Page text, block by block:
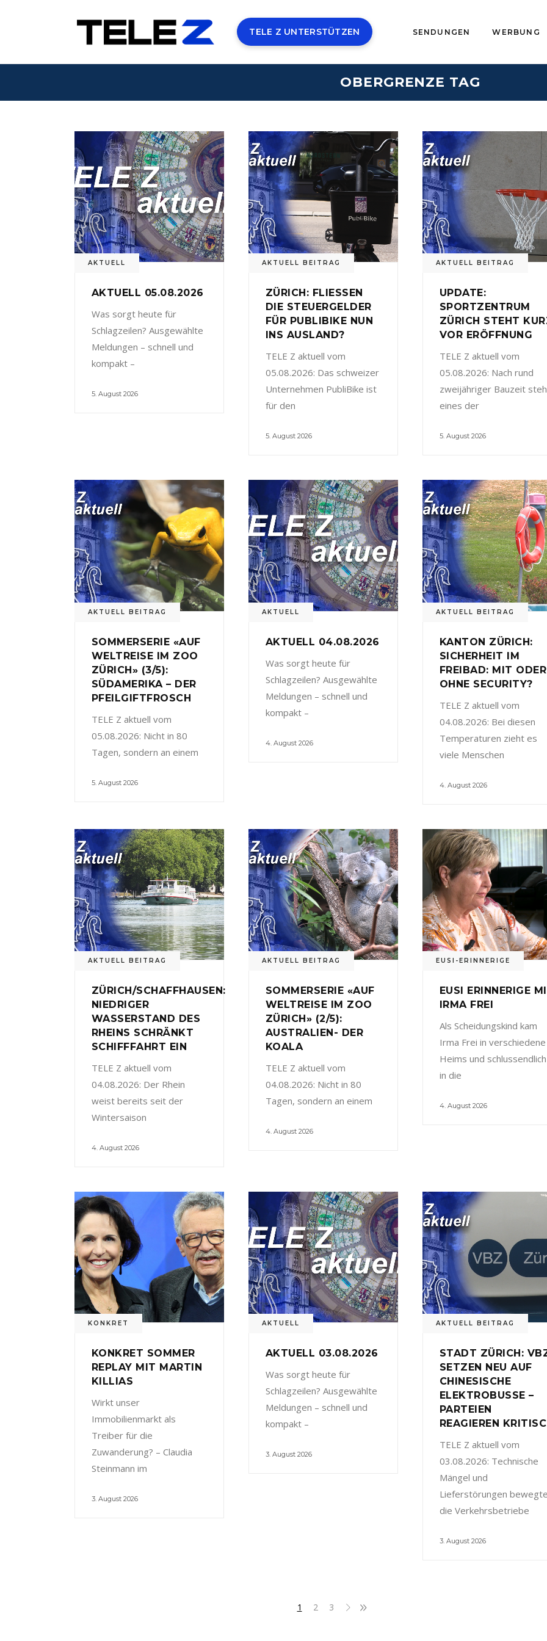
TELE Z UNTERSTÜTZEN SENDUNGEN WERBUNG
OBERGRENZE TAG
AKTUELL
AKTUELL 05.08.2026
Was sorgt heute für
Schlagzeilen? Ausgewählte
Meldungen – schnell und
kompakt –
5. August 2026
AKTUELL BEITRAG
ZÜRICH: FLIESSEN
DIE STEUERGELDER
FÜR PUBLIBIKE NUN
INS AUSLAND?
TELE Z aktuell vom
05.08.2026: Das schweizer
Unternehmen PubliBike ist
für den
5. August 2026
AKTUELL BEITRAG
UPDATE:
SPORTZENTRUM
ZÜRICH STEHT
VOR ERÖFFNUNG
TELE Z aktuell vom
05.08.2026: Nach rund
zweijähriger Bauzeit
eines der
5. August 2026
AKTUELL BEITRAG
SOMMERSERIE «AUF
WELTREISE IM ZOO
ZÜRICH» (3/5):
SÜDAMERIKA – DER
PFEILGIFTFROSCH
TELE Z aktuell vom
05.08.2026: Nicht in 80
Tagen, sondern an einem
5. August 2026
AKTUELL
AKTUELL 04.08.2026
Was sorgt heute für
Schlagzeilen? Ausgewählte
Meldungen – schnell und
kompakt –
4. August 2026
AKTUELL BEITRAG
KANTON ZÜRICH:
SICHERHEIT IM
FREIBAD: MIT ODER
OHNE SECURITY?
TELE Z aktuell vom
04.08.2026: Bei diesen
Temperaturen zieht es
viele Menschen
4. August 2026
AKTUELL BEITRAG
ZÜRICH/SCHAFFHAUSEN:
NIEDRIGER
WASSERSTAND DES
RHEINS SCHRÄNKT
SCHIFFFAHRT EIN
TELE Z aktuell vom
04.08.2026: Der Rhein
weist bereits seit der
Wintersaison
4. August 2026
AKTUELL BEITRAG
SOMMERSERIE «AUF
WELTREISE IM ZOO
ZÜRICH» (2/5):
AUSTRALIEN- DER
KOALA
TELE Z aktuell vom
04.08.2026: Nicht in 80
Tagen, sondern an einem
4. August 2026
EUSI-ERINNERIGE
EUSI ERINNERIGE
IRMA FREI
Als Scheidungskind kam
Irma Frei in verschiedene
Heims und schlussendlich
in die
4. August 2026
KONKRET
KONKRET SOMMER
REPLAY MIT MARTIN
KILLIAS
Wirkt unser
Immobilienmarkt als
Treiber für die
Zuwanderung? – Claudia
Steinmann im
3. August 2026
AKTUELL
AKTUELL 03.08.2026
Was sorgt heute für
Schlagzeilen? Ausgewählte
Meldungen – schnell und
kompakt –
3. August 2026
AKTUELL BEITRAG
STADT ZÜRICH:
SETZEN NEU AUF
CHINESISCHE
ELEKTROBUSSE –
PARTEIEN
REAGIEREN
TELE Z aktuell vom
03.08.2026: Technische
Mängel und
Lieferstörungen
die Verkehrsbetriebe
3. August 2026
1 2 3